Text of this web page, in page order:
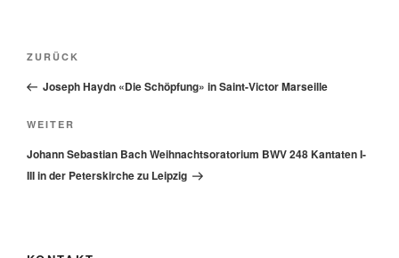
Beitragsnavigation
Vorheriger
Beitrag
ZURÜCK
Joseph Haydn «Die Schöpfung» in Saint-Victor Marseille
Nächster
Beitrag
WEITER
Johann Sebastian Bach Weihnachtsoratorium BWV 248 Kantaten I-
III in der Peterskirche zu Leipzig